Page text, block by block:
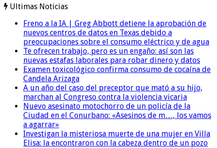
Ultimas Noticias
Freno a la IA | Greg Abbott detiene la aprobación de
nuevos centros de datos en Texas debido a
preocupaciones sobre el consumo eléctrico y de agua
Te ofrecen trabajo, pero es un engaño: así son las
nuevas estafas laborales para robar dinero y datos
Examen toxicológico confirma consumo de cocaína de
Candela Arizaga
A un año del caso del preceptor que mató a su hijo,
marchan al Congreso contra la violencia vicaria
Nuevo asesinato motochorro de un policía de la
Ciudad en el Conurbano: «Asesinos de m…, los vamos
a agarrar»
Investigan la misteriosa muerte de una mujer en Villa
Elisa: la encontraron con la cabeza dentro de un pozo